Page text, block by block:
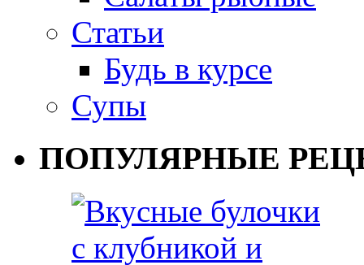
Статьи
Будь в курсе
Супы
ПОПУЛЯРНЫЕ